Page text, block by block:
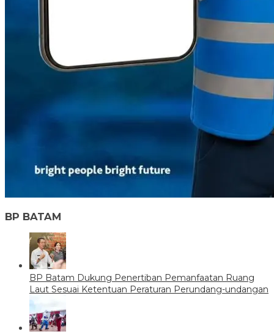
BP BATAM
BP Batam Dukung Penertiban Pemanfaatan Ruang
Laut Sesuai Ketentuan Peraturan Perundang-undangan